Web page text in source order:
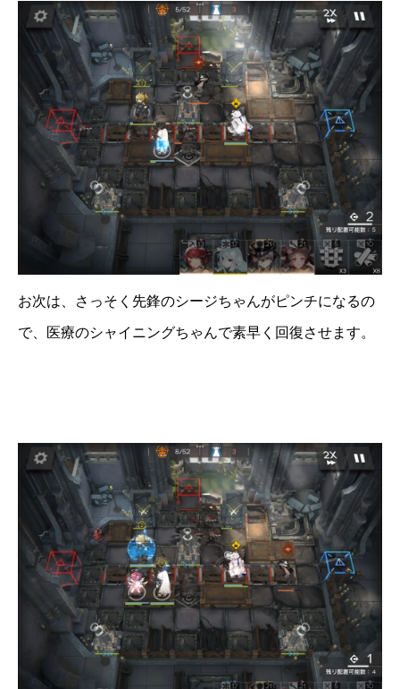
お次は、さっそく先鋒のシージちゃんがピンチになるの
で、医療のシャイニングちゃんで素早く回復させます。